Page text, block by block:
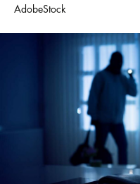
AdobeStock